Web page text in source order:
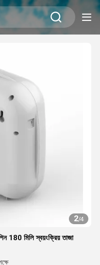
2/4
180 মিলি স্বয়ংক্রিয় তাজা